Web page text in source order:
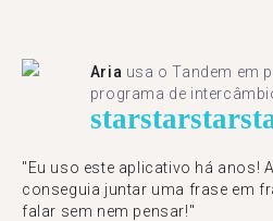
Aria usa o Tandem em
programa de
starstarstar
"​​Eu uso este aplicativo há anos!
conseguia juntar uma frase em
falar sem nem pensar!"